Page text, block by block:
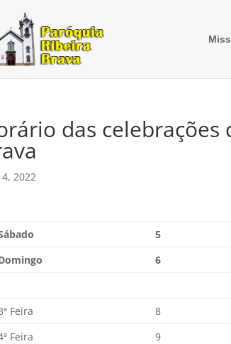
das celebrações
2022
5
6
Feira 8
Feira
9